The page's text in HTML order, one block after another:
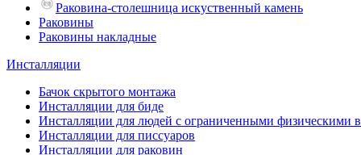
Раковина-столешница искуственный камень
Раковины
Раковины накладные
Инсталляции
Бачок скрытого монтажа
Инсталляции для биде
Инсталляции для людей с ограниченными физическими
Инсталляции для писсуаров
Инсталляции для раковин